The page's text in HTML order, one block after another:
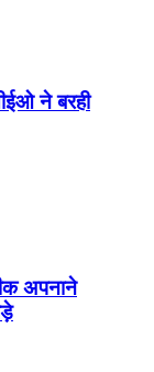
ने बरही
अपनाने